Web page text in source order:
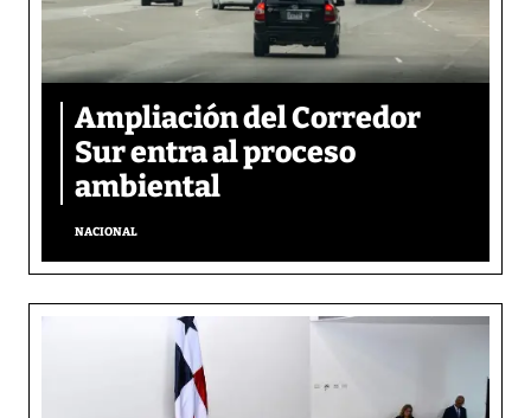
Ampliación del Corredor
Sur entra al proceso
ambiental
NACIONAL